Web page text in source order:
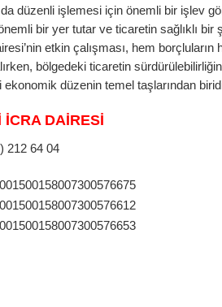
da düzenli işlemesi için önemli bir işlev
bir yer tutar ve ticaretin sağlıklı
etkin çalışması, hem borçluların
bölgedeki ticaretin
düzenin temel taşlarından
DAİRESİ
212 64 04